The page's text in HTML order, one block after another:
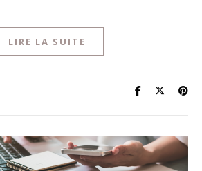
LIRE LA SUITE